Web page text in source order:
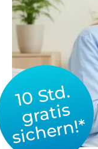
10 Std.
gratis
sichern!*